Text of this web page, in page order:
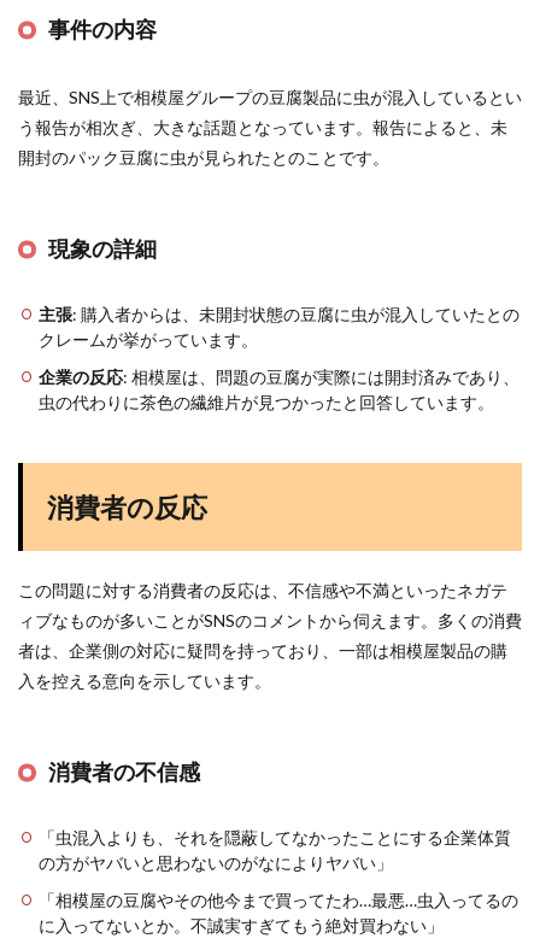
事件の内容
最近、SNS上で相模屋グループの豆腐製品に虫が混入しているとい
う報告が相次ぎ、大きな話題となっています。報告によると、未
開封のパック豆腐に虫が見られたとのことです。
現象の詳細
主張: 購入者からは、未開封状態の豆腐に虫が混入していたとの
クレームが挙がっています。
企業の反応: 相模屋は、問題の豆腐が実際には開封済みであり、
虫の代わりに茶色の繊維片が見つかったと回答しています。
消費者の反応
この問題に対する消費者の反応は、不信感や不満といったネガテ
ィブなものが多いことがSNSのコメントから伺えます。多くの消費
者は、企業側の対応に疑問を持っており、一部は相模屋製品の購
入を控える意向を示しています。
消費者の不信感
「虫混入よりも、それを隠蔽してなかったことにする企業体質
の方がヤバいと思わないのがなによりヤバい」
「相模屋の豆腐やその他今まで買ってたわ…最悪…虫入ってるの
に入ってないとか。不誠実すぎてもう絶対買わない」